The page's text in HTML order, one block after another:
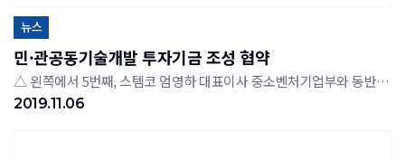
뉴스
민·관공동기술개발 투자기금 조성 협약
△ 왼쪽에서 5번째, 스템코 엄영하 대표이사 중소벤처기업부와 동반성장위원회과 6일 개막한 ‘2019 동반성장 주간’을 맞아 민관공동 상생협약을 진행했다. 서울 여의도 중소기업중앙회관에서 열린 동반성장 주간 기념식에서 중기부와 NS홈쇼핑, 스템코, 아모레퍼시픽, JW홀딩스, 한국도로공사 등 11개 대기업·공공기관이 함께 총 439억원 규모의 ‘민관공동 기술개발 투자기금’을 조성하기로 했다. 민관이 공동으로 마련한 기술개발 투자기금은 항공 및 바이오산업의 기술경쟁력 확보와 AI(인공지능)를 활용한 고속도로 시설물 개선, 수소충전 부품 및 발전 기자재 국산화를 통한 설비 신뢰도 향상 등 4차 산업혁명 시대 신사업분야 중소기업 기술개발을 지원하는데 쓰인다. 스템코는 이번 사업에 참여함으로써 대기업과 중소기업 간 상생협력을 통해 우수한 중소기업의 발굴 및 성장을 지원하여 외산 장비의 국산화에 기여하고 본 사업을 통해 중소기업과 기술협력 생태계 조성에 이바지하고자 한다고 밝혔다.
2019.11.06